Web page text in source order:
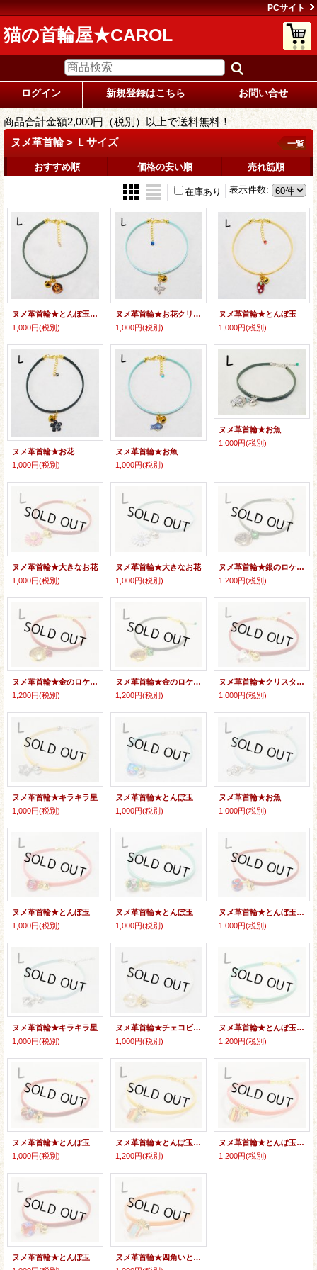
PCサイト
猫の首輪屋★CAROL
ログイン 新規登録はこちら お問い合せ
商品合計金額2,000円（税別）以上で送料無料！
ヌメ革首輪 > Ｌサイズ
一覧
おすすめ順 価格の安い順 売れ筋順
表示件数:
在庫あり
ヌメ革首輪★とんぼ玉（ヒョウ柄）
1,000円(税別)
ヌメ革首輪★お花クリスタル
1,000円(税別)
ヌメ革首輪★とんぼ玉
1,000円(税別)
ヌメ革首輪★お花
1,000円(税別)
ヌメ革首輪★お魚
1,000円(税別)
ヌメ革首輪★お魚
1,000円(税別)
ヌメ革首輪★大きなお花
1,000円(税別)
ヌメ革首輪★大きなお花
1,000円(税別)
ヌメ革首輪★銀のロケット
1,200円(税別)
ヌメ革首輪★金のロケット
1,200円(税別)
ヌメ革首輪★金のロケット
1,200円(税別)
ヌメ革首輪★クリスタル（蝶）
1,000円(税別)
ヌメ革首輪★キラキラ星
1,000円(税別)
ヌメ革首輪★とんぼ玉
1,000円(税別)
ヌメ革首輪★お魚
1,000円(税別)
ヌメ革首輪★とんぼ玉
1,000円(税別)
ヌメ革首輪★とんぼ玉
1,000円(税別)
ヌメ革首輪★とんぼ玉（キューブ）
1,000円(税別)
ヌメ革首輪★キラキラ星
1,000円(税別)
ヌメ革首輪★チェコビーズ（キラキラカット）
1,000円(税別)
ヌメ革首輪★とんぼ玉（ストライプ）
1,200円(税別)
ヌメ革首輪★とんぼ玉
1,000円(税別)
ヌメ革首輪★とんぼ玉（ストライプ）
1,200円(税別)
ヌメ革首輪★とんぼ玉（ストライプ）
1,200円(税別)
ヌメ革首輪★とんぼ玉
ヌメ革首輪★四角いとんぼ玉